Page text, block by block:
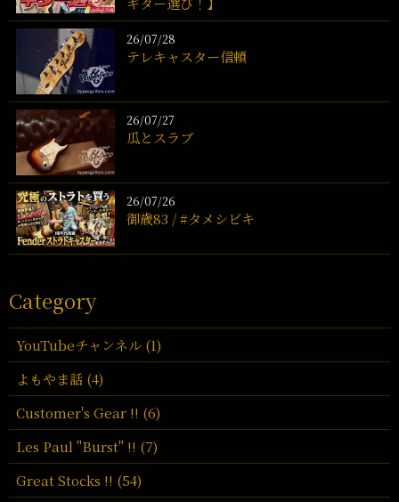
26/07/28
テレキャスター信頼
26/07/27
瓜とスラブ
26/07/26
御歳83 / #タメシビキ
Category
YouTubeチャンネル (1)
よもやま話 (4)
Customer's Gear !! (6)
Les Paul "Burst" !! (7)
Great Stocks !! (54)